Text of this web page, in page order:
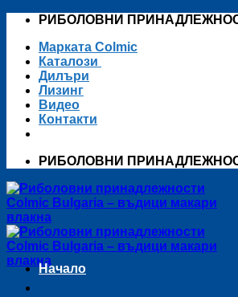
Skip
content
РИБОЛОВНИ
Марката Colmic
Каталози
Дилъри
Лизинг
Видео
Контакти
РИБОЛОВНИ
Начало